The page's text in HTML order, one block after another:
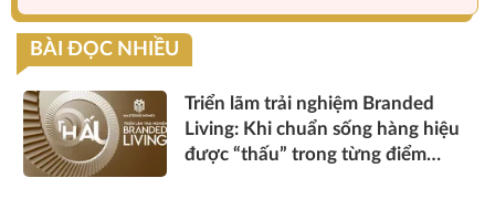
BÀI ĐỌC NHIỀU
Triển lãm trải nghiệm Branded
Living: Khi chuẩn sống hàng hiệu
được “thấu” trong từng điểm